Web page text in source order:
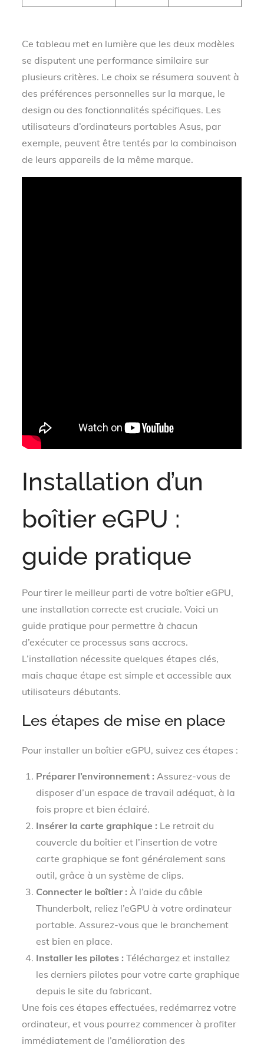
Ce tableau met en lumière que les deux modèles
se disputent une performance similaire sur
plusieurs critères. Le choix se résumera souvent à
des préférences personnelles sur la marque, le
design ou des fonctionnalités spécifiques. Les
utilisateurs d’ordinateurs portables Asus, par
exemple, peuvent être tentés par la combinaison
de leurs appareils de la même marque.
Installation d’un
boîtier eGPU :
guide pratique
Pour tirer le meilleur parti de votre boîtier eGPU,
une installation correcte est cruciale. Voici un
guide pratique pour permettre à chacun
d’exécuter ce processus sans accrocs.
L’installation nécessite quelques étapes clés,
mais chaque étape est simple et accessible aux
utilisateurs débutants.
Les étapes de mise en place
Pour installer un boîtier eGPU, suivez ces étapes :
Préparer l’environnement : Assurez-vous de
disposer d’un espace de travail adéquat, à la
fois propre et bien éclairé.
Insérer la carte graphique : Le retrait du
couvercle du boîtier et l’insertion de votre
carte graphique se font généralement sans
outil, grâce à un système de clips.
Connecter le boîtier : À l’aide du câble
Thunderbolt, reliez l’eGPU à votre ordinateur
portable. Assurez-vous que le branchement
est bien en place.
Installer les pilotes : Téléchargez et installez
les derniers pilotes pour votre carte graphique
depuis le site du fabricant.
Une fois ces étapes effectuées, redémarrez votre
ordinateur, et vous pourrez commencer à profiter
immédiatement de l’amélioration des